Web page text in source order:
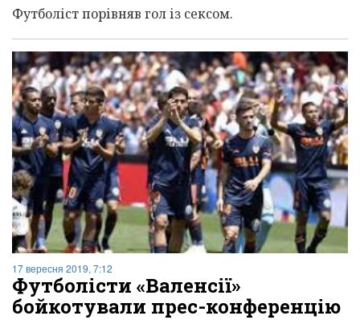
Футболіст порівняв гол із сексом.
17 вересня 2019, 7:12
Футболісти «Валенсії»
бойкотували прес-конференцію